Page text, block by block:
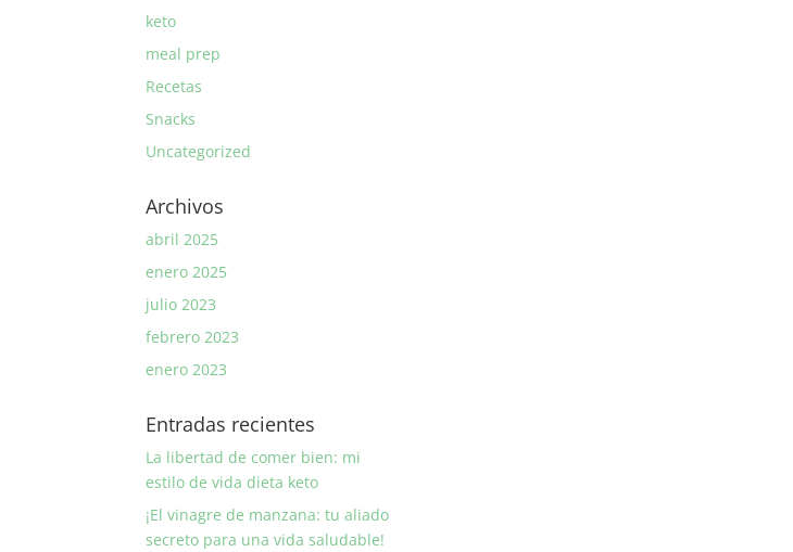
keto
meal prep
Recetas
Snacks
Uncategorized
Archivos
abril 2025
enero 2025
julio 2023
febrero 2023
enero 2023
Entradas recientes
La libertad de comer bien: mi
estilo de vida dieta keto
¡El vinagre de manzana: tu aliado
secreto para una vida saludable!